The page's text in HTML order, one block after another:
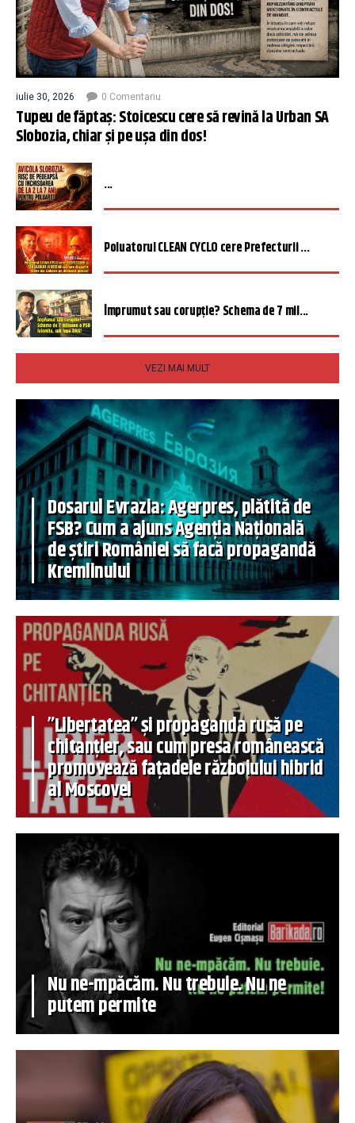
iulie 30, 2026 0 Comentariu
Tupeu de făptaș: Stoicescu cere să revină la Urban SA
Slobozia, chiar și pe ușa din dos!
...
Poluatorul CLEAN CYCLO cere Prefecturii ...
Împrumut sau corupție? Schema de 7 mil...
VEZI MAI MULT
Dosarul Evrazia: Agerpres, plătită de
FSB? Cum a ajuns Agenția Națională
de știri României să facă propagandă
Kremlinului
”Libertatea” și propaganda rusă pe
chitanțier, sau cum presa românească
promovează fațadele războiului hibrid
al Moscovei
Nu ne-mpăcăm. Nu trebuie. Nu ne
putem permite